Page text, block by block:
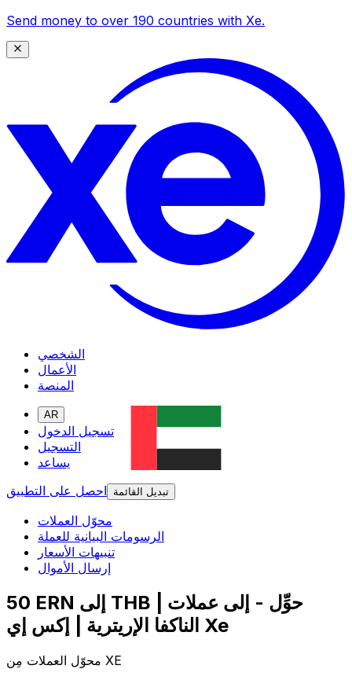
Send money to over 190 countries with Xe.
الشخصي
الأعمال
المنصة
AR
تسجيل الدخول
التسجيل
يساعد
احصل على التطبيق
تبديل القائمة
محوّل العملات
الرسومات البيانية للعملة
تنبيهات الأسعار
إرسال الأموال
50 ERN إلى THB | حوِّل - إلى عملات
الناكفا الإريترية | إكس إي Xe
محوّل العملات مِن XE